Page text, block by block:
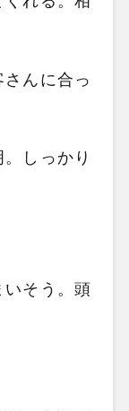
さんに合っ
しっかり
いそう。頭